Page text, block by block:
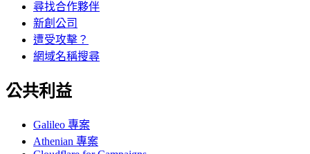
尋找合作夥伴
新創公司
遭受攻擊？
網域名稱搜尋
公共利益
Galileo 專案
Athenian 專案